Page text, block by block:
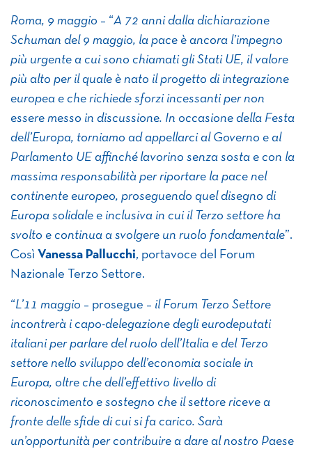
Roma, 9 maggio – “A 72 anni dalla dichiarazione
Schuman del 9 maggio, la pace è ancora l’impegno
più urgente a cui sono chiamati gli Stati UE, il valore
più alto per il quale è nato il progetto di integrazione
europea e che richiede sforzi incessanti per non
essere messo in discussione. In occasione della Festa
dell’Europa, torniamo ad appellarci al Governo e al
Parlamento UE affinché lavorino senza sosta e con la
massima responsabilità per riportare la pace nel
continente europeo, proseguendo quel disegno di
Europa solidale e inclusiva in cui il Terzo settore ha
svolto e continua a svolgere un ruolo fondamentale”.
Così Vanessa Pallucchi, portavoce del Forum
Nazionale Terzo Settore.
“L’11 maggio – prosegue – il Forum Terzo Settore
incontrerà i capo-delegazione degli eurodeputati
italiani per parlare del ruolo dell’Italia e del Terzo
settore nello sviluppo dell’economia sociale in
Europa, oltre che dell’effettivo livello di
riconoscimento e sostegno che il settore riceve a
fronte delle sfide di cui si fa carico. Sarà
un’opportunità per contribuire a dare al nostro Paese